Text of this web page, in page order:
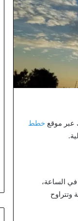
خطط
التي تجتاح المنطقة وتتجاوز سرعتها 70 كيلومترًا في الساعة،
وتتراوح